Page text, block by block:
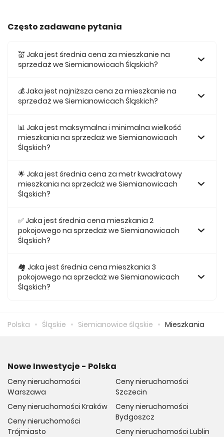
Często zadawane pytania
💒 Jaka jest średnia cena za mieszkanie na
sprzedaż we Siemianowicach Śląskich?
Siemianowicach Śląskich wynosi 588 935 zł.
💰 Jaka jest najniższa cena za mieszkanie na
sprzedaż we Siemianowicach Śląskich?
Siemianowicach Śląskich wynosi 487 200 zł.
📊 Jaka jest maksymalna i minimalna wielkość
mieszkania na sprzedaż we Siemianowicach
Śląskich?
Śląskich w naszej ofercie ma 103,67, a najmniejsze 55,87.
🌟 Jaka jest średnia cena za metr kwadratowy
mieszkania na sprzedaż we Siemianowicach
Śląskich?
musimy zapłacić 8 725 zł.
✅ Jaka jest średnia cena mieszkania 2
pokojowego na sprzedaż we Siemianowicach
Śląskich?
Śląskich średnio musimy zapłacić 511 255 zł.
🏘️ Jaka jest średnia cena mieszkania 3
pokojowego na sprzedaż we Siemianowicach
Śląskich?
Polska Śląskie Siemianowice śląskie Mieszkania
Nowe Inwestycje - Polska
Ceny nieruchomości
Warszawa
Ceny nieruchomości Kraków
Ceny nieruchomości
Trójmiasto
Ceny nieruchomości
Szczecin
Ceny nieruchomości
Bydgoszcz
Ceny nieruchomości Lublin